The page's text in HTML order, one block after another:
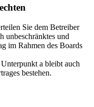
Sie dem Betreiber
unbeschränktes und
im Rahmen des Boards
a bleibt auch
bestehen.